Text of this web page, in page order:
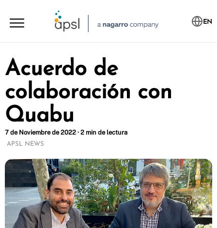
EN
Acuerdo de
colaboración con
Quabu
7 de Noviembre de 2022 · 2 min de lectura
APSL NEWS